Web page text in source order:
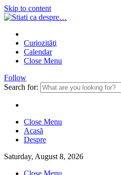
Skip to content
Curiozităţi
Calendar
Close Menu
Follow
Search for:
Close Menu
Acasă
Despre
Saturday, August 8, 2026
Close Menu